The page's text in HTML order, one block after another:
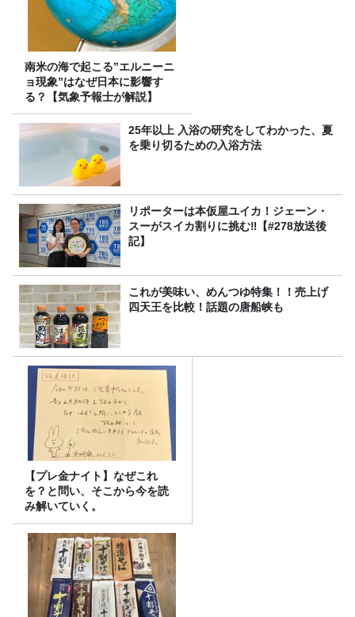
南米の海で起こる”エルニーニ
ョ現象”はなぜ日本に影響す
る？【気象予報士が解説】
25年以上 入浴の研究をしてわかった、夏
を乗り切るための入浴方法
リポーターは本仮屋ユイカ！ジェーン・
スーがスイカ割りに挑む‼【#278放送後
記】
これが美味い、めんつゆ特集！！売上げ
四天王を比較！話題の唐船峡も
【プレ金ナイト】なぜこれ
を？と問い、そこから今を読
み解いていく。